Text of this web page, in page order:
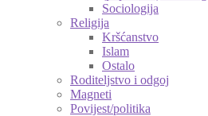
Sociologija
Religija
Kršćanstvo
Islam
Ostalo
Roditeljstvo i odgoj
Magneti
Povijest/politika